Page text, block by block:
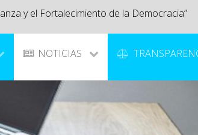
y el Fortalecimiento de la Democracia”
NOTICIAS